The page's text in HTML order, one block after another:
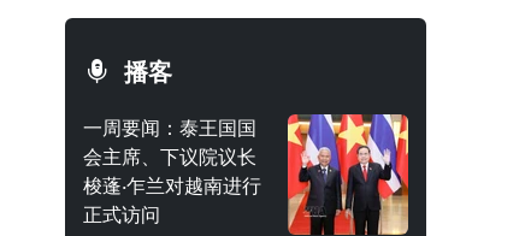
播客
一周要闻：泰王国国
会主席、下议院议长
梭蓬·乍兰对越南进行
正式访问